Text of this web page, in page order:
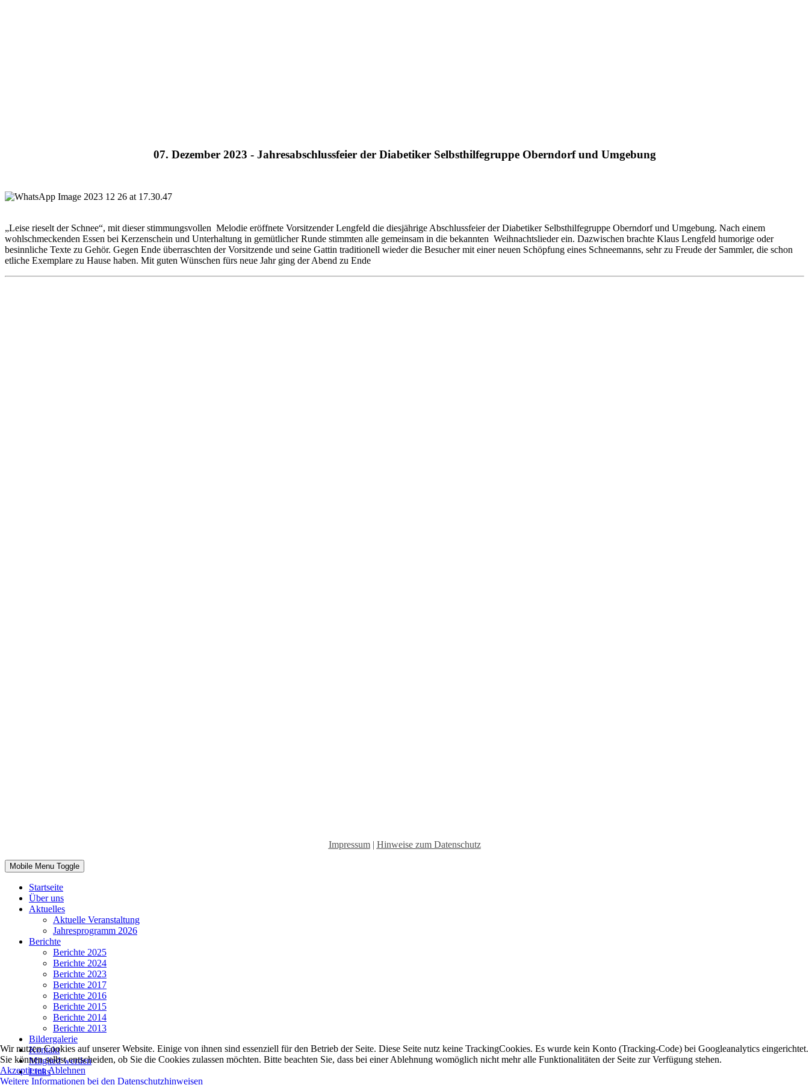
07. Dezember 2023 - Jahresabschlussfeier der Diabetiker Selbsthilfegruppe Oberndorf und Umgebung
„Leise rieselt der Schnee“, mit dieser stimmungsvollen Melodie eröffnete Vorsitzender Lengfeld die diesjährige Abschlussfeier der Diabetiker Selbsthilfegruppe Oberndorf und Umgebung. Nach einem
wohlschmeckenden Essen bei Kerzenschein und Unterhaltung in gemütlicher Runde stimmten alle gemeinsam in die bekannten Weihnachtslieder ein. Dazwischen brachte Klaus Lengfeld humorige oder
besinnliche Texte zu Gehör. Gegen Ende überraschten der Vorsitzende und seine Gattin traditionell wieder die Besucher mit einer neuen Schöpfung eines Schneemanns, sehr zu Freude der Sammler, die schon
etliche Exemplare zu Hause haben. Mit guten Wünschen fürs neue Jahr ging der Abend zu Ende
Impressum| Hinweise zum Datenschutz
Mobile Menu Toggle
Startseite
Über uns
Aktuelles
Aktuelle Veranstaltung
Jahresprogramm 2026
Berichte
Berichte 2025
Berichte 2024
Berichte 2023
Berichte 2017
Berichte 2016
Berichte 2015
Berichte 2014
Berichte 2013
Bildergalerie
Kontakt
Mitglied werden
Links
Wir nutzen Cookies auf unserer Website. Einige von ihnen sind essenziell für den Betrieb der Seite. Diese Seite nutz keine TrackingCookies. Es wurde kein Konto (Tracking-Code) bei Googleanalytics eingerichtet.
Sie können selbst entscheiden, ob Sie die Cookies zulassen möchten. Bitte beachten Sie, dass bei einer Ablehnung womöglich nicht mehr alle Funktionalitäten der Seite zur Verfügung stehen.
AkzeptierenAblehnen
Weitere Informationen bei den Datenschutzhinweisen